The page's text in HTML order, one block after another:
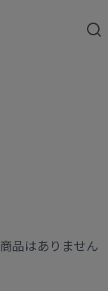
Producers
商品はありません